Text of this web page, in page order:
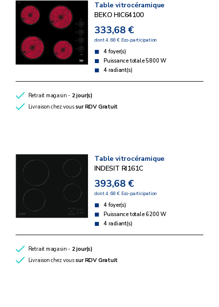
Table vitrocéramique
BEKO HIC64100
333,68 €
dont 4,68 € Eco-participation
4 foyer(s)
Puissance totale 5800 W
4 radiant(s)
Retrait magasin - 2 jour(s)
Livraison chez vous sur RDV Gratuit
Table vitrocéramique
INDESIT RI161C
393,68 €
dont 4,68 € Eco-participation
4 foyer(s)
Puissance totale 6200 W
4 radiant(s)
Retrait magasin - 2 jour(s)
Livraison chez vous sur RDV Gratuit